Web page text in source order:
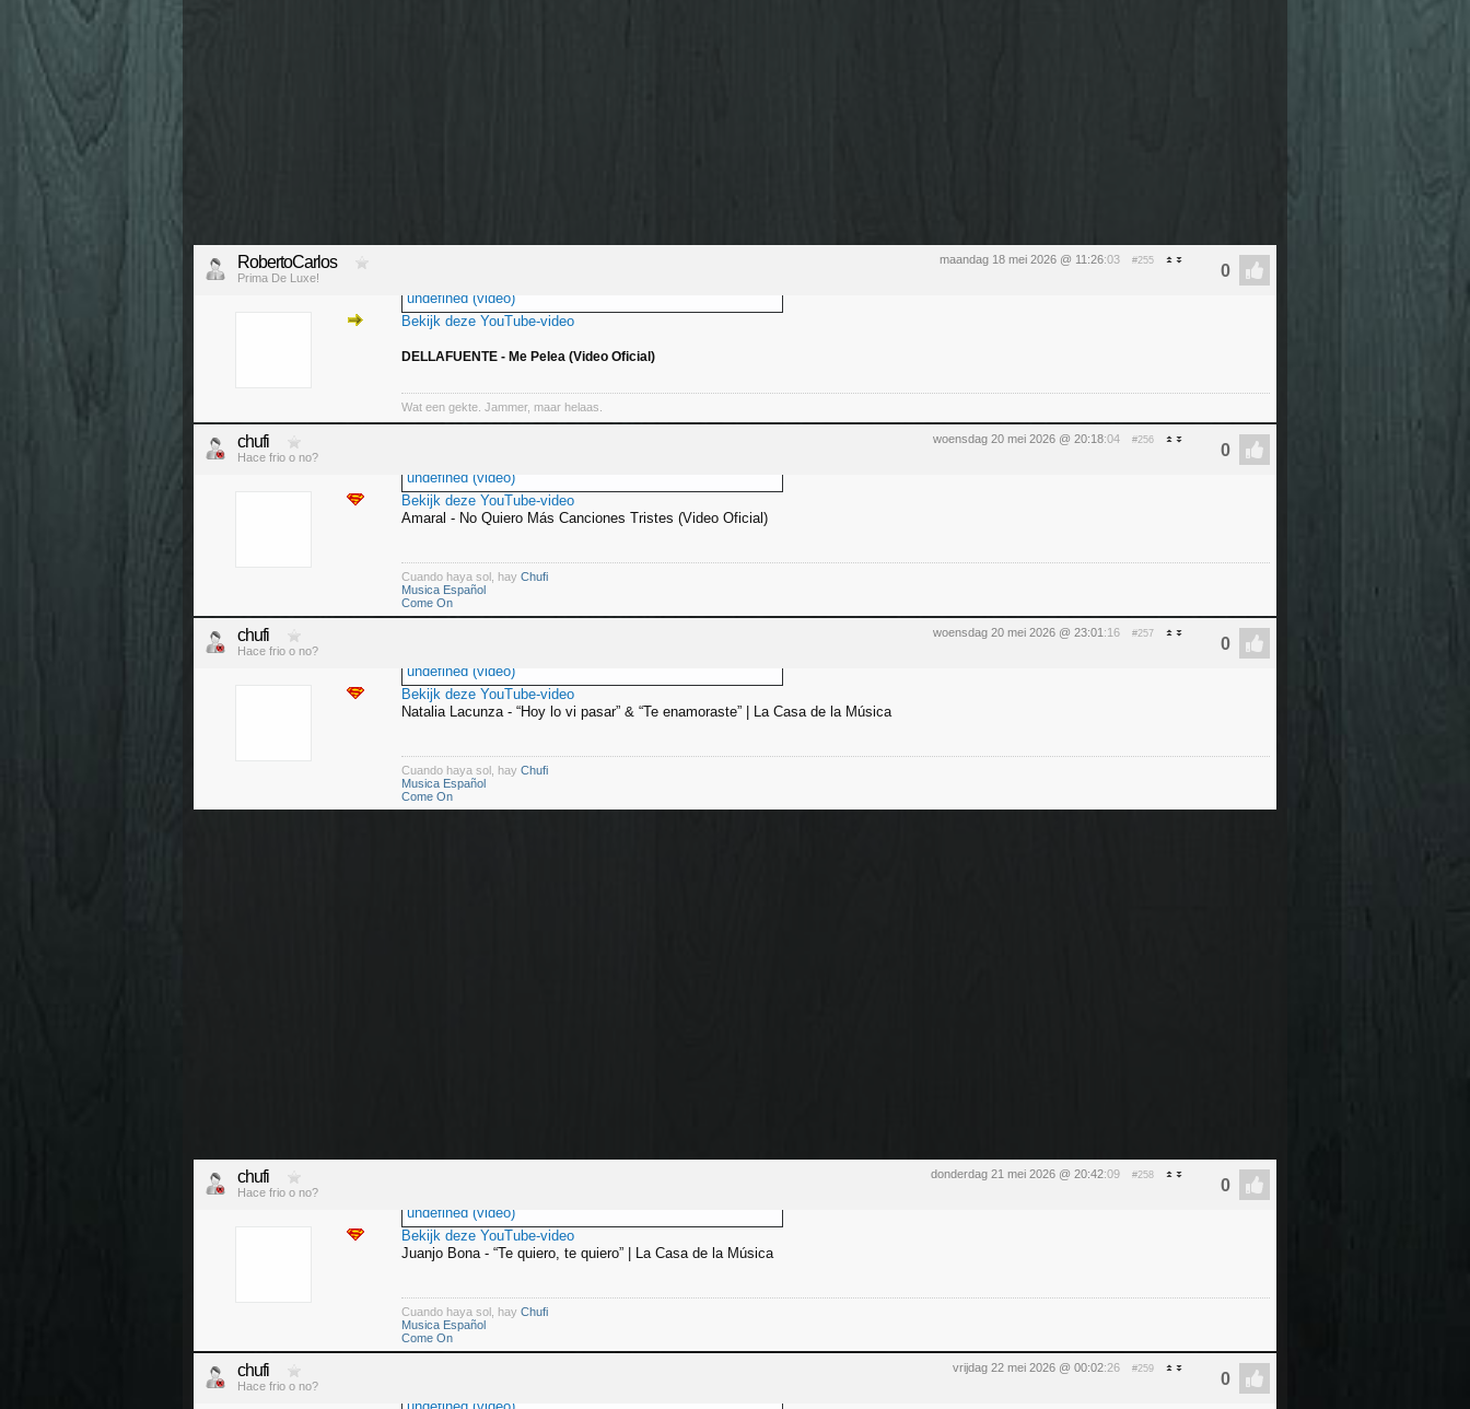
maandag 18 mei 2026 @ 11:26:03 #255
RobertoCarlos
Prima De Luxe!
undefined (video)
Bekijk deze YouTube-video
DELLAFUENTE - Me Pelea (Video Oficial)
Wat een gekte. Jammer, maar helaas.
woensdag 20 mei 2026 @ 20:18:04 #256
chufi
Hace frio o no?
undefined (video)
Bekijk deze YouTube-video
Amaral - No Quiero Más Canciones Tristes (Video Oficial)
Cuando haya sol, hay Chufi
Musica Español
Come On
woensdag 20 mei 2026 @ 23:01 :16 #257
chufi
Hace frio o no?
undefined (video)
Bekijk deze YouTube-video
Natalia Lacunza - “Hoy lo vi pasar” & “Te enamoraste” | La Casa de la Música
Cuando haya sol, hay Chufi
Musica Español
Come On
donderdag 21 mei 2026 @ 20:42:09 #258
chufi
Hace frio o no?
undefined (video)
Bekijk deze YouTube-video
Juanjo Bona - “Te quiero, te quiero” | La Casa de la Música
Cuando haya sol, hay Chufi
Musica Español
Come On
vrijdag 22 mei 2026 @ 00:02:26 #259
chufi
Hace frio o no?